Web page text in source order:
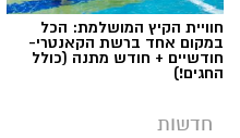
חוויית הקיץ המושלמת: הכל
במקום אחד ברשת הקאנטרי-
חודשיים + חודש מתנה (כולל
החגים!)
חדשות